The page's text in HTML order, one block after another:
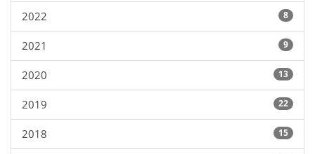
2022 8
2021 9
2020 13
2019 22
2018 15